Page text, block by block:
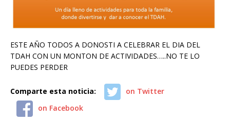
ESTE AÑO TODOS A DONOSTI A CELEBRAR EL DIA DEL
TDAH CON UN MONTON DE ACTIVIDADES…..NO TE LO
PUEDES PERDER
Comparte esta noticia:
on Twitter
on Facebook